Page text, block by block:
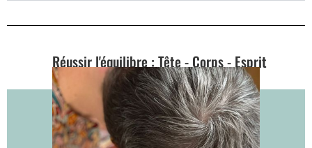
Réussir l'équilibre : Tête - Corps - Esprit